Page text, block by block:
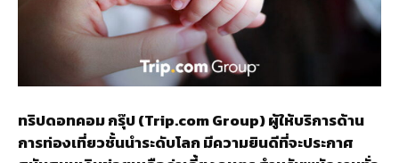
ทริปดอทคอม กรุ๊ป (Trip.com Group) ผู้ให้บริการด้าน
การท่องเที่ยวชั้นนำระดับโลก มีความยินดีที่จะประกาศ